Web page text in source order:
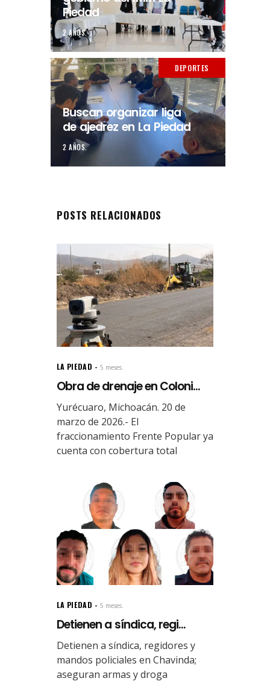
Piedad
2 AÑOS.
DEPORTES
Buscan organizar liga
de ajedrez en La Piedad
2 AÑOS.
POSTS RELACIONADOS
LA PIEDAD 5 meses.
Obra de drenaje en Coloni...
Yurécuaro, Michoacán. 20 de
marzo de 2026.- El
fraccionamiento Frente Popular ya
cuenta con cobertura total
LA PIEDAD 5 meses.
Detienen a síndica, regi...
Detienen a síndica, regidores y
mandos policiales en Chavinda;
aseguran armas y droga